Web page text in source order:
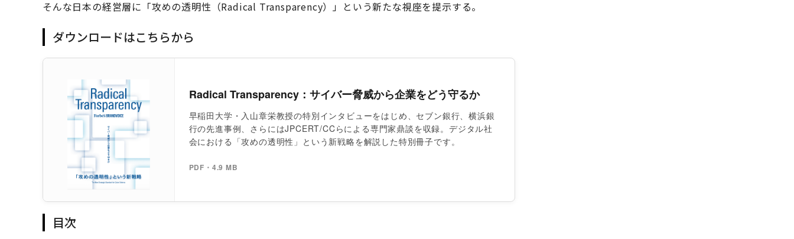
そんな日本の経営層に「攻めの透明性（Radical Transparency）」という新たな視座を提示する。
ダウンロードはこちらから
Radical Transparency：サイバー脅威から企業をどう守るか
早稲田大学・入山章栄教授の特別インタビューをはじめ、セブン銀行、横浜銀
行の先進事例、さらにはJPCERT/CCらによる専門家鼎談を収録。デジタル社
会における「攻めの透明性」という新戦略を解説した特別冊子です。
PDF・4.9 MB
目次